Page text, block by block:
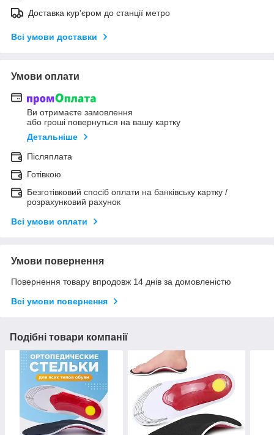
Доставка кур'єром до станції метро
Всі умови доставки
Умови оплати
Ви отримаєте замовлення
або гроші повернуться на вашу картку
Детальніше
Післяплата
Готівкою
Безготівковий спосіб оплати на банківську картку /
розрахунковий рахунок
Всі умови оплати
Умови повернення
Повернення товару впродовж 14 днів за домовленістю
Всі умови повернення
Подібні товари компанії